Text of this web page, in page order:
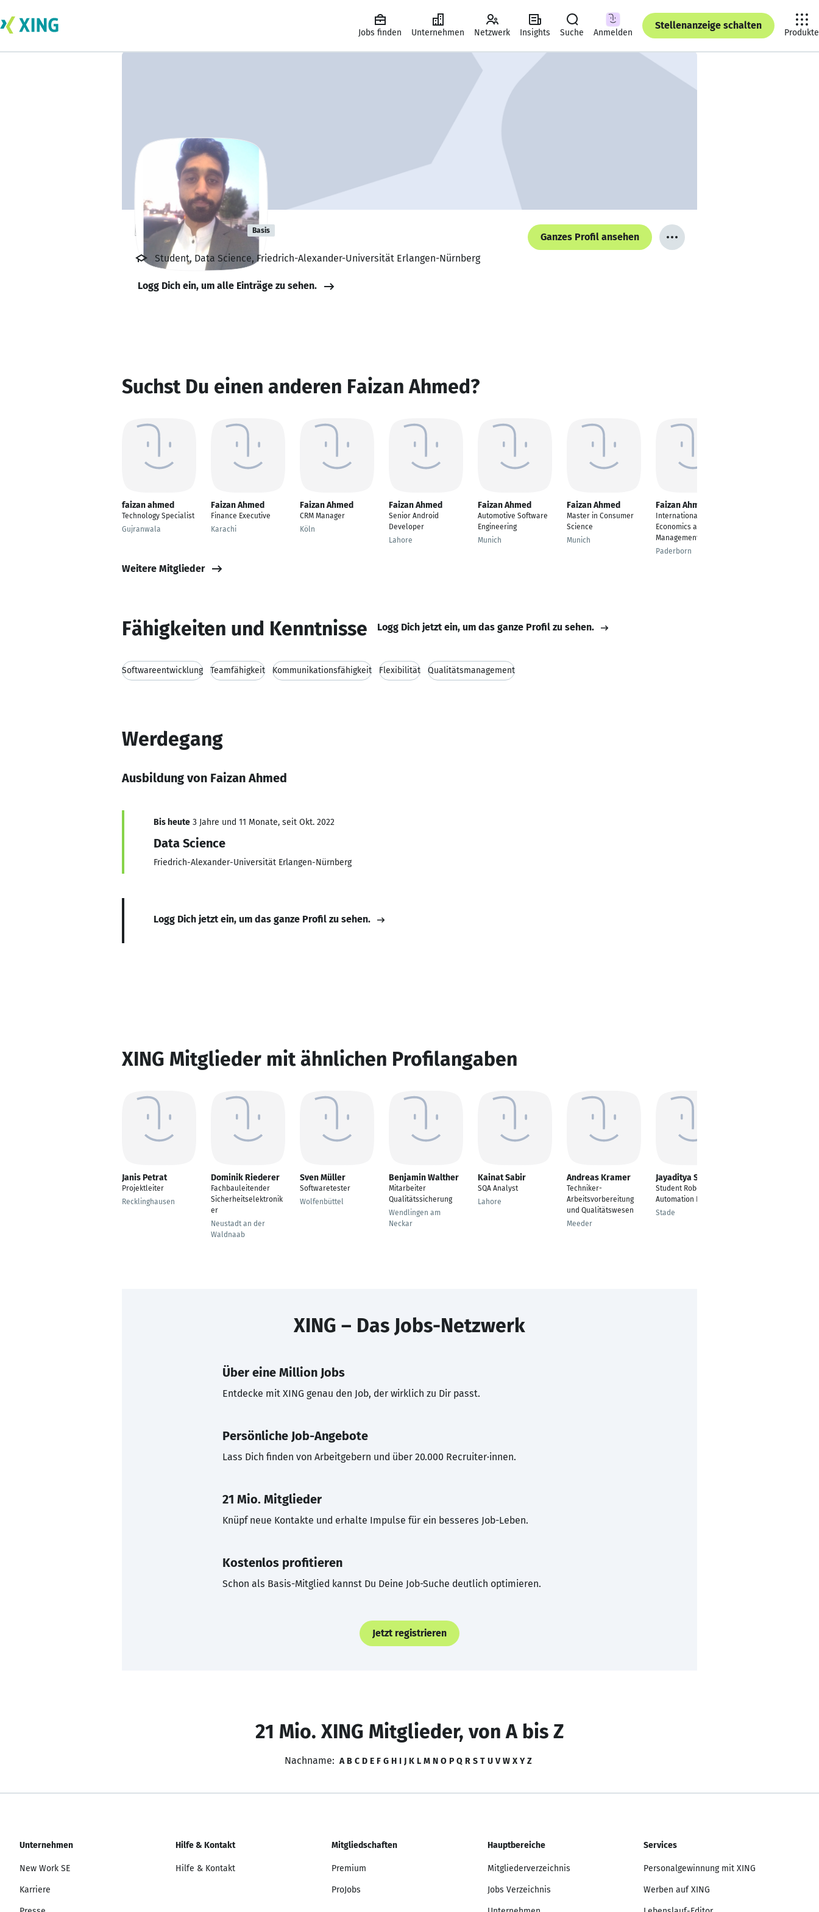
Jobs finden Unternehmen Netzwerk Insights Suche Anmelden
Stellenanzeige schalten
Produkte
Faizan Ahmed Basis
Ganzes Profil ansehen
Student, Data Science, Friedrich-Alexander-Universität Erlangen-Nürnberg
Logg Dich ein, um alle Einträge zu sehen.
Suchst Du einen anderen Faizan Ahmed?
faizan ahmed
Technology Specialist
Gujranwala
Faizan Ahmed
Finance Executive
Karachi
Faizan Ahmed
CRM Manager
Köln
Faizan Ahmed
Senior Android
Developer
Lahore
Faizan Ahmed
Automotive Software
Engineering
Munich
Faizan Ahmed
Master in Consumer
Science
Munich
Faizan Ahmed
International
Economics and
Management
Paderborn
Weitere Mitglieder
Fähigkeiten und Kenntnisse Logg Dich jetzt ein, um das ganze Profil zu sehen.
Softwareentwicklung Teamfähigkeit Kommunikationsfähigkeit Flexibilität Qualitätsmanagement
Werdegang
Ausbildung von Faizan Ahmed
Bis heute 3 Jahre und 11 Monate, seit Okt. 2022
Data Science
Friedrich-Alexander-Universität Erlangen-Nürnberg
Logg Dich jetzt ein, um das ganze Profil zu sehen.
XING Mitglieder mit ähnlichen Profilangaben
Janis Petrat
Projektleiter
Recklinghausen
Dominik Riederer
Fachbauleitender
Sicherheitselektronik
er
Neustadt an der
Waldnaab
Sven Müller
Softwaretester
Wolfenbüttel
Benjamin Walther
Mitarbeiter
Qualitätssicherung
Wendlingen am
Neckar
Kainat Sabir
SQA Analyst
Lahore
Andreas Kramer
Techniker-
Arbeitsvorbereitung
und Qualitätswesen
Meeder
Jayaditya Siddarth
Student Robotics and
Automation Engineer
Stade
XING – Das Jobs-Netzwerk
Über eine Million Jobs
Entdecke mit XING genau den Job, der wirklich zu Dir passt.
Persönliche Job-Angebote
Lass Dich finden von Arbeitgebern und über 20.000 Recruiter·innen.
21 Mio. Mitglieder
Knüpf neue Kontakte und erhalte Impulse für ein besseres Job-Leben.
Kostenlos profitieren
Schon als Basis-Mitglied kannst Du Deine Job-Suche deutlich optimieren.
Jetzt registrieren
21 Mio. XING Mitglieder, von A bis Z
Nachname: A B C D E F G H I J K L M N O P Q R S T U V W X Y Z
Unternehmen
New Work SE
Karriere
Hilfe & Kontakt
Hilfe & Kontakt
Mitgliedschaften
Premium
ProJobs
Hauptbereiche
Mitgliederverzeichnis
Jobs Verzeichnis
Services
Personalgewinnung mit XING
Werben auf XING